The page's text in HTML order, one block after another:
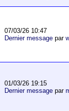
07/03/26 10:47
Dernier messagepar
01/03/26 19:15
Dernier messagepar